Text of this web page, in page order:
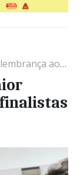
do 12.º ano